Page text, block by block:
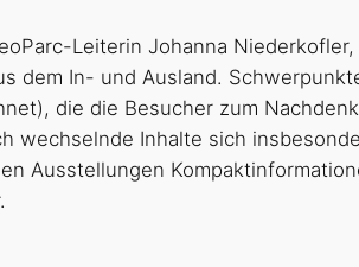
Leiterin Johanna
dem In- und Ausland.
die die Besucher zum
wechselnde Inhalte sich
Ausstellungen